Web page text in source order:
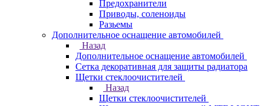
Предохранители
Приводы, соленоиды
Разьемы
Дополнительное оснащение автомобилей
Назад
Дополнительное оснащение автомобилей
Сетка декоративная для защиты радиатора
Щетки стеклоочистителей
Назад
Щетки стеклоочистителей